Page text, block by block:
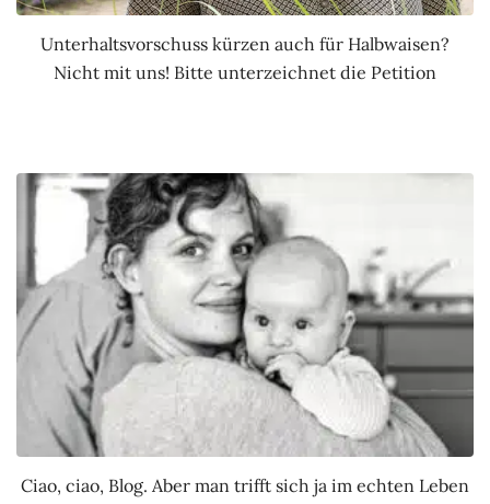
Unterhaltsvorschuss kürzen auch für Halbwaisen?
Nicht mit uns! Bitte unterzeichnet die Petition
Ciao, ciao, Blog. Aber man trifft sich ja im echten Leben